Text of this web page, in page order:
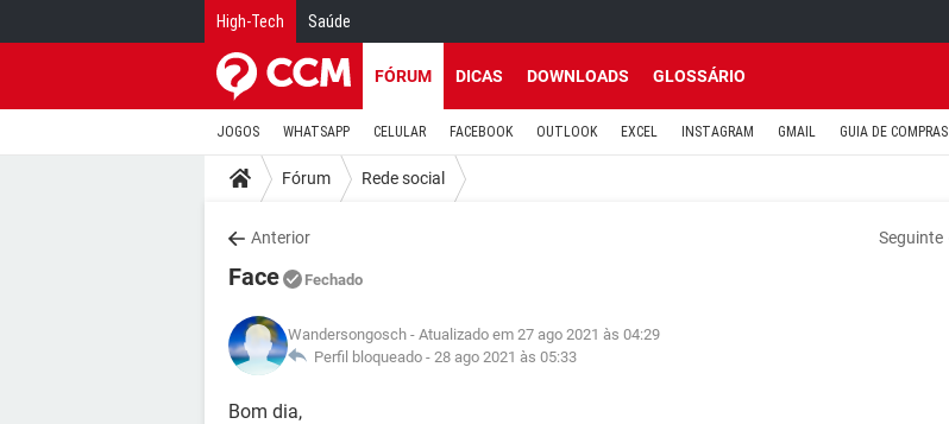
High-Tech Saúde
FÓRUM DICAS DOWNLOADS GLOSSÁRIO
JOGOS WHATSAPP CELULAR FACEBOOK OUTLOOK EXCEL INSTAGRAM GMAIL GUIA DE COMPRAS
Fórum Rede social
Anterior Seguinte
Face Fechado
Wandersongosch - Atualizado em 27 ago 2021 às 04:29
Perfil bloqueado - 28 ago 2021 às 05:33
Bom dia,